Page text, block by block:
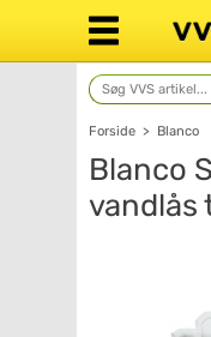
Forside > Blanco
Blanco
vandlås